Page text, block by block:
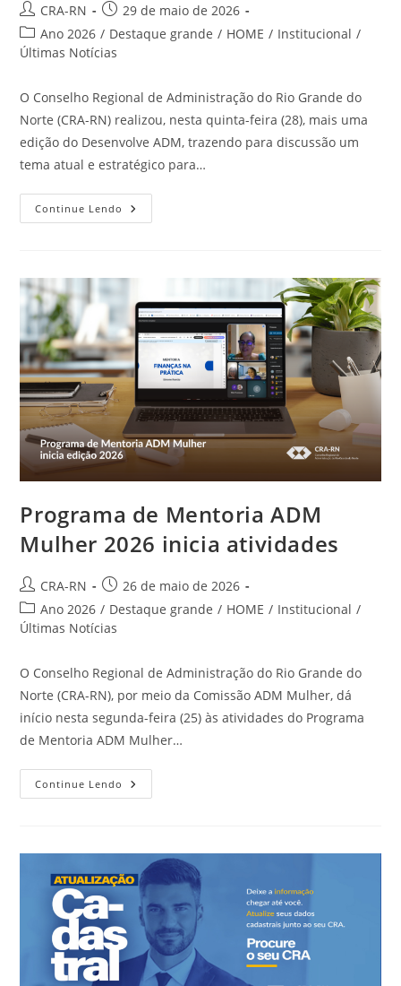
Autor
do
post:
CRA-RN
Post
publicado:
29 de maio de 2026
Categoria
do
Ano 2026 / Destaque grande / HOME / Institucional /
Últimas Notícias
O Conselho Regional de Administração do Rio Grande do
Norte (CRA-RN) realizou, nesta quinta-feira (28), mais uma
edição do Desenvolve ADM, trazendo para discussão um
tema atual e estratégico para…
Continue Lendo Desenvolve
ADM
Gestão
De
Pessoas
No
Setor
Público
Programa de Mentoria ADM
Mulher 2026 inicia atividades
Autor
do
post:
CRA-RN
Post
publicado:
26 de maio de 2026
Categoria
do
Ano 2026 / Destaque grande / HOME / Institucional /
Últimas Notícias
O Conselho Regional de Administração do Rio Grande do
Norte (CRA-RN), por meio da Comissão ADM Mulher, dá
início nesta segunda-feira (25) às atividades do Programa
de Mentoria ADM Mulher…
Continue Lendo Programa
De
Inicia
Atividades